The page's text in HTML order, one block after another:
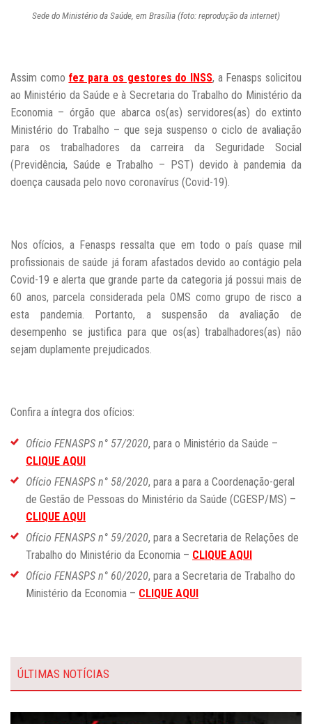
Sede do Ministério da Saúde, em Brasília (foto: reprodução da internet)
Assim como fez para os gestores do INSS, a Fenasps solicitou
ao Ministério da Saúde e à Secretaria do Trabalho do Ministério da
Economia – órgão que abarca os(as) servidores(as) do extinto
Ministério do Trabalho – que seja suspenso o ciclo de avaliação
para os trabalhadores da carreira da Seguridade Social
(Previdência, Saúde e Trabalho – PST) devido à pandemia da
doença causada pelo novo coronavírus (Covid-19).
Nos ofícios, a Fenasps ressalta que em todo o país quase mil
profissionais de saúde já foram afastados devido ao contágio pela
Covid-19 e alerta que grande parte da categoria já possui mais de
60 anos, parcela considerada pela OMS como grupo de risco a
esta pandemia. Portanto, a suspensão da avaliação de
desempenho se justifica para que os(as) trabalhadores(as) não
sejam duplamente prejudicados.
Confira a íntegra dos ofícios:
Ofício FENASPS n° 57/2020, para o Ministério da Saúde –
CLIQUE AQUI
Ofício FENASPS n° 58/2020, para a para a Coordenação-geral
de Gestão de Pessoas do Ministério da Saúde (CGESP/MS) –
CLIQUE AQUI
Ofício FENASPS n° 59/2020, para a Secretaria de Relações de
Trabalho do Ministério da Economia – CLIQUE AQUI
Ofício FENASPS n° 60/2020, para a Secretaria de Trabalho do
Ministério da Economia – CLIQUE AQUI
ÚLTIMAS NOTÍCIAS